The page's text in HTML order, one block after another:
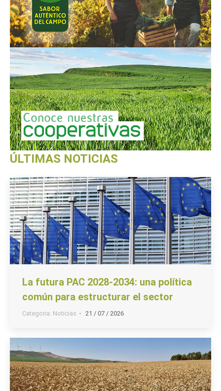
ÚLTIMAS NOTICIAS
La futura PAC 2028-2034: una política
común para estructurar el sector
Categoria: Noticias 21 / 07 / 2026